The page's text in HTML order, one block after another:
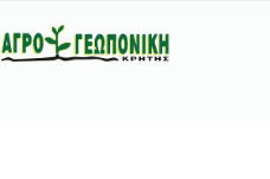
στο
περιεχόμενο